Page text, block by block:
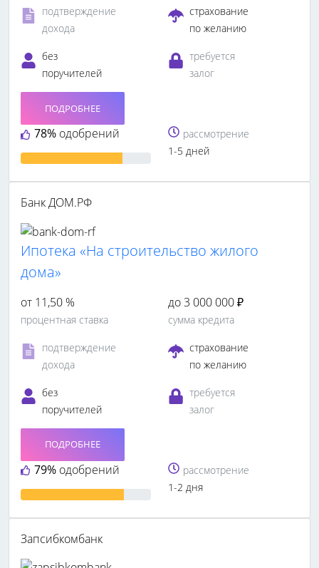
подтверждение
дохода
страхование
по желанию
без
поручителей
требуется
залог
78% одобрений
ПОДРОБНЕЕ
рассмотрение
1-5 дней
Банк ДОМ.РФ
Ипотека «На строительство жилого
дома»
от 11,50 %
процентная ставка
до 3 000 000 ₽
сумма кредита
подтверждение
дохода
страхование
по желанию
без
поручителей
требуется
залог
79% одобрений
ПОДРОБНЕЕ
рассмотрение
1-2 дня
Запсибкомбанк